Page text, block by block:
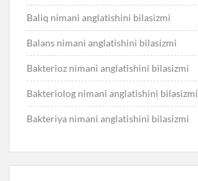
Baliq nimani anglatishini bilasizmi
Balans nimani anglatishini bilasizmi
Bakterioz nimani anglatishini bilasizmi
Bakteriolog nimani anglatishini bilasizmi
Bakteriya nimani anglatishini bilasizmi